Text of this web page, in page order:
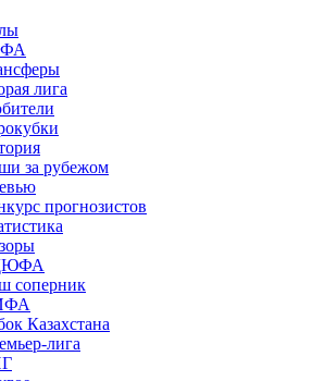
лига
за рубежом
прогнозистов
соперник
Казахстана
лига